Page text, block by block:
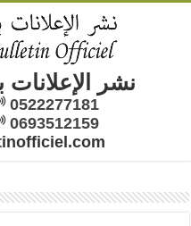
نشر الإعلانات
0522277181
0693512159